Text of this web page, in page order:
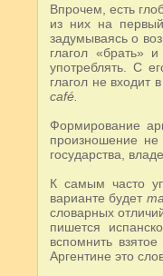
Впрочем, есть
из них на
задумываясь о
глагол «брать»
употреблять. С
глагол не входит
café
Формирование
произношение
государства,
К самым часто
варианте будет
словарных
пишется
вспомнить взятое
Аргентине это